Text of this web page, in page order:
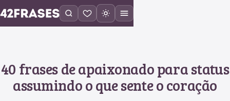
40 frases de apaixonado para status
assumindo o que sente o coração